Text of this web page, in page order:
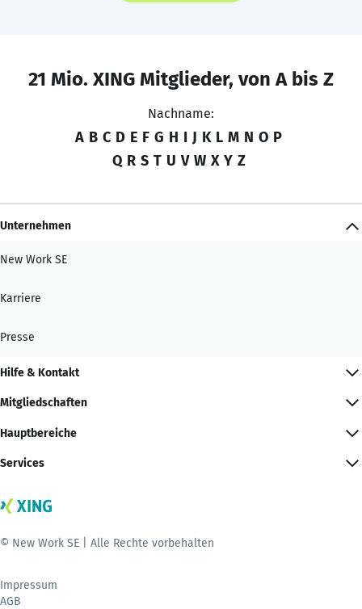
21 Mio. XING Mitglieder, von A bis Z
Nachname:
A B C D E F G H I J K L M N O P
Q R S T U V W X Y Z
Unternehmen
New Work SE
Karriere
Presse
Hilfe & Kontakt
Mitgliedschaften
Hauptbereiche
Services
© New Work SE | Alle Rechte vorbehalten
Impressum
AGB